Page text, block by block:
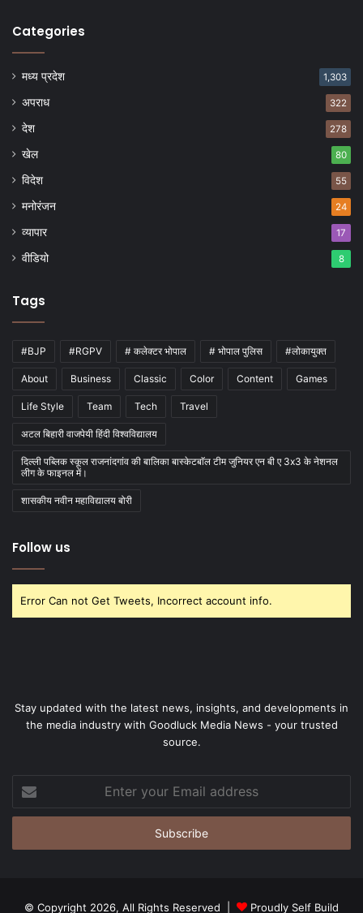
Categories
मध्य प्रदेश 1,303
अपराध 322
देश 278
खेल 80
विदेश 55
मनोरंजन 24
व्यापार 17
वीडियो 8
Tags
#BJP #RGPV # कलेक्टर भोपाल # भोपाल पुलिस #लोकायुक्त
About Business Classic Color Content Games
Life Style Team Tech Travel
अटल बिहारी वाजपेयी हिंदी विश्वविद्यालय
दिल्ली पब्लिक स्कूल राजनांदगांव की बालिका बास्केटबाॅल टीम जुनियर एन बी ए 3x3 के नेशनल
लीग के फाइनल में।
शासकीय नवीन महाविद्यालय बोरी
Follow us
Error Can not Get Tweets, Incorrect account info.
Stay updated with the latest news, insights, and developments in
the media industry with Goodluck Media News - your trusted
source.
your
Email
© Copyright 2026, All Rights Reserved | Proudly Self Build